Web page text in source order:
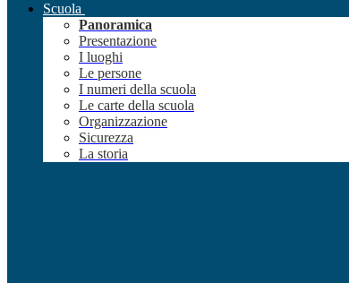
Scuola
Panoramica
Presentazione
I luoghi
Le persone
I numeri della scuola
Le carte della scuola
Organizzazione
Sicurezza
La storia